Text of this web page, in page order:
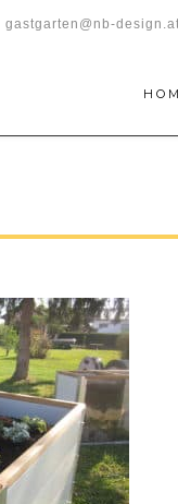
gastgarten@nb-design.at